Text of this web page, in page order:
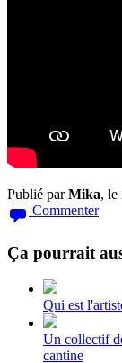
Publié parMika, le
Commenter
Ça pourrait
Qui est
Un collectif
cantine